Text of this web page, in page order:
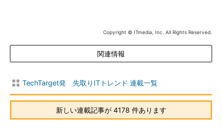
Copyright © ITmedia, Inc. All Rights Reserved.
関連情報
TechTarget発 先取りITトレンド 連載一覧
新しい連載記事が 4178 件あります